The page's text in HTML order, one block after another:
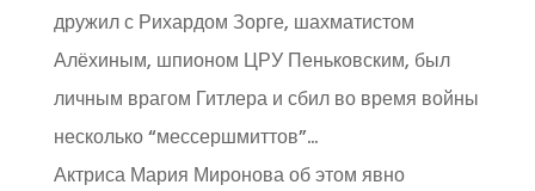
дружил с Рихардом Зорге, шахматистом
Алёхиным, шпионом ЦРУ Пеньковским, был
личным врагом Гитлера и сбил во время войны
несколько “мессершмиттов”…
Актриса Мария Миронова об этом явно